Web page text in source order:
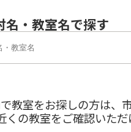
名・教室名で探す
教室をお探しの方は、
くの教室をご確認いただ